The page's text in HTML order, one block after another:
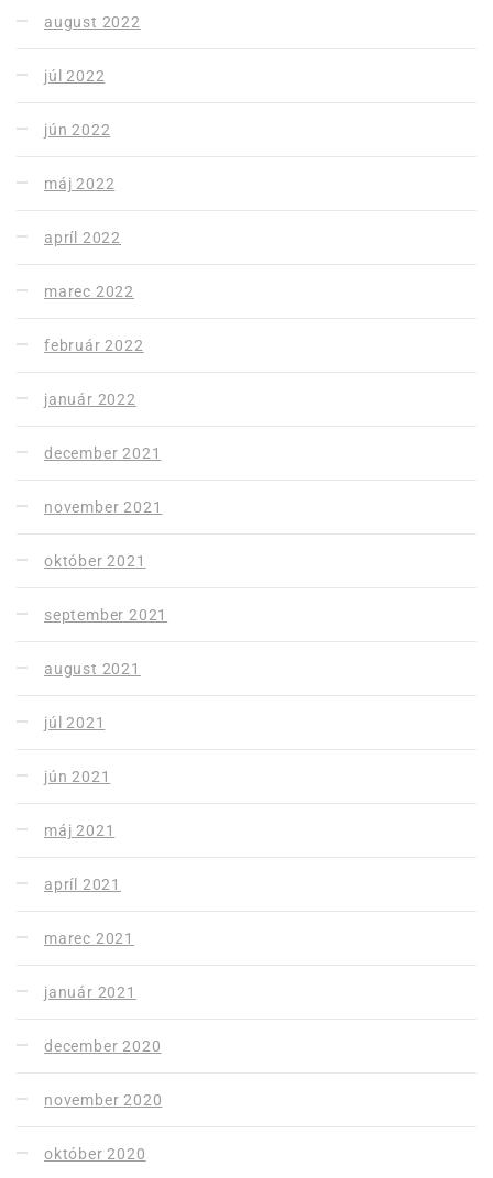
august 2022
júl 2022
jún 2022
máj 2022
apríl 2022
marec 2022
február 2022
január 2022
december 2021
november 2021
október 2021
september 2021
august 2021
júl 2021
jún 2021
máj 2021
apríl 2021
marec 2021
január 2021
december 2020
november 2020
október 2020